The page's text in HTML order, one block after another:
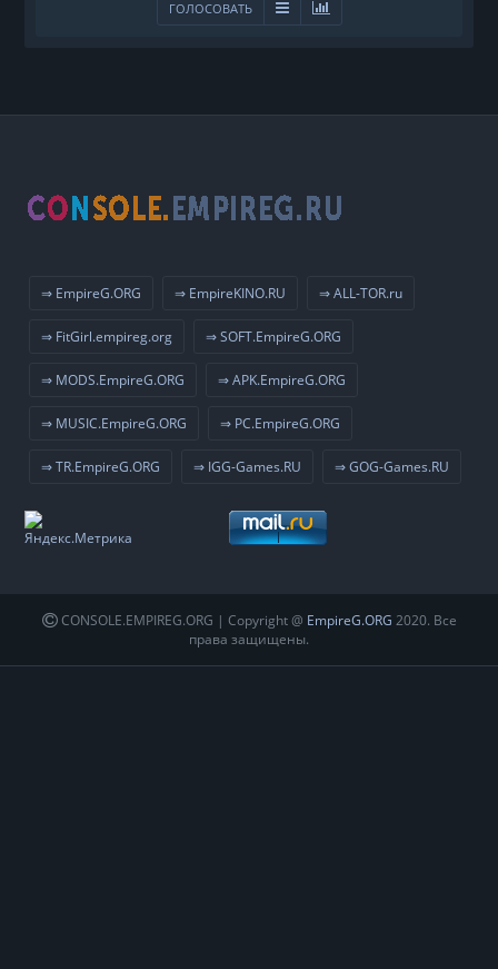
ГОЛОСОВАТЬ
⇒ EmpireG.ORG ⇒ EmpireKINO.RU ⇒ ALL-TOR.ru
⇒ FitGirl.empireg.org ⇒ SOFT.EmpireG.ORG
⇒ MODS.EmpireG.ORG ⇒ APK.EmpireG.ORG
⇒ MUSIC.EmpireG.ORG ⇒ PC.EmpireG.ORG
⇒ TR.EmpireG.ORG ⇒ IGG-Games.RU ⇒ GOG-Games.RU
CONSOLE.EMPIREG.ORG | Copyright @ EmpireG.ORG 2020. Все
права защищены.